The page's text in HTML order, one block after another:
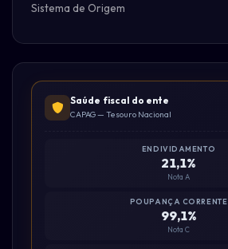
Sistema de Origem
Saúde fiscal do ente
CAPAG — Tesouro Nacional
ENDIVIDAMENTO
21,1%
Nota A
POUPANÇA CORRENTE
99,1%
Nota C